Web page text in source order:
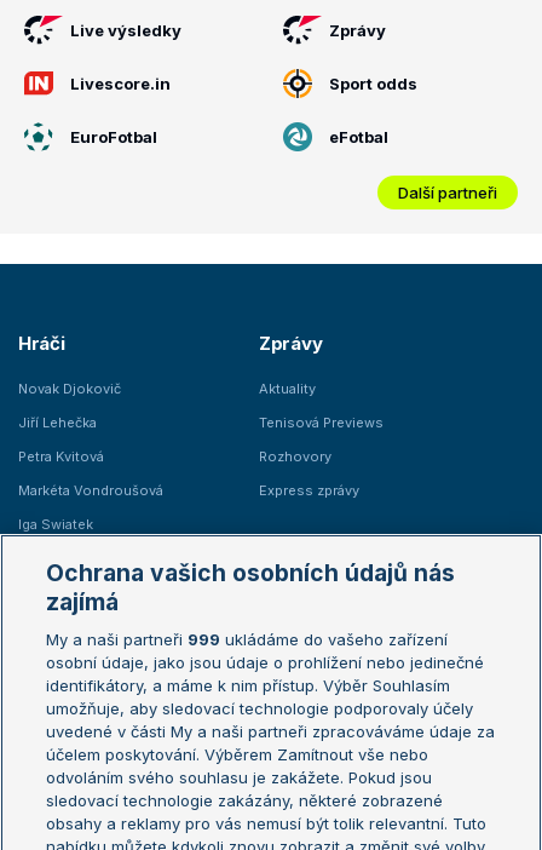
Live výsledky Zprávy
Livescore.in Sport odds
EuroFotbal eFotbal
Další partneři
Hráči
Novak Djokovič
Jiří Lehečka
Petra Kvitová
Markéta Vondroušová
Iga Swiatek
Zprávy
Aktuality
Tenisová Previews
Rozhovory
Express zprávy
Žebříčky
Žebříček ATP (muži)
Žebříček WTA (ženy)
Sázkařský žebříček
Australian Open
French Open
Wimbledon
US Open
Turnaj mistrů
Turnaj mistryň
Ochrana vašich osobních údajů nás
zajímá
My a naši partneři 999 ukládáme do vašeho zařízení
osobní údaje, jako jsou údaje o prohlížení nebo jedinečné
identifikátory, a máme k nim přístup. Výběr Souhlasím
umožňuje, aby sledovací technologie podporovaly účely
uvedené v části My a naši partneři zpracováváme údaje za
účelem poskytování. Výběrem Zamítnout vše nebo
odvoláním svého souhlasu je zakážete. Pokud jsou
sledovací technologie zakázány, některé zobrazené
obsahy a reklamy pro vás nemusí být tolik relevantní. Tuto